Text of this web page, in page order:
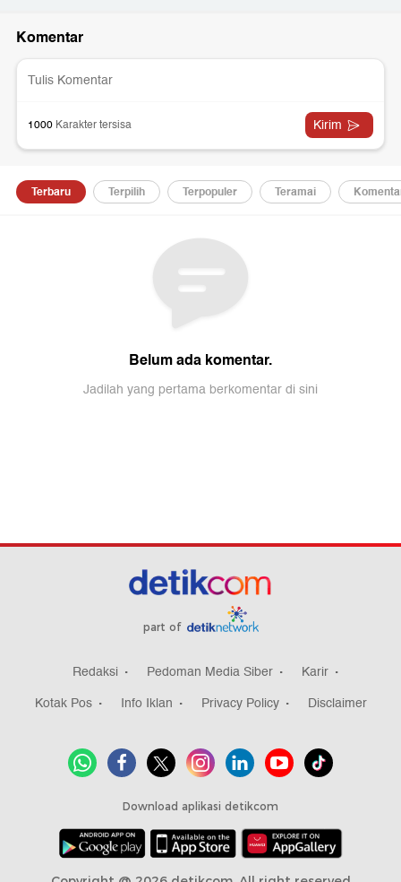
part of
Redaksi Pedoman Media Siber
Karir
Kotak Pos
Info Iklan Privacy Policy Disclaimer
Download aplikasi detikcom